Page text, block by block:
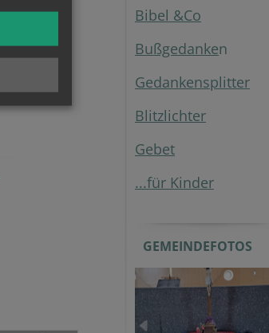
Bibel &Co
Bußgedanken
Gedankensplitter
Blitzlichter
Gebet
...für Kinder
GEMEINDEFOTOS